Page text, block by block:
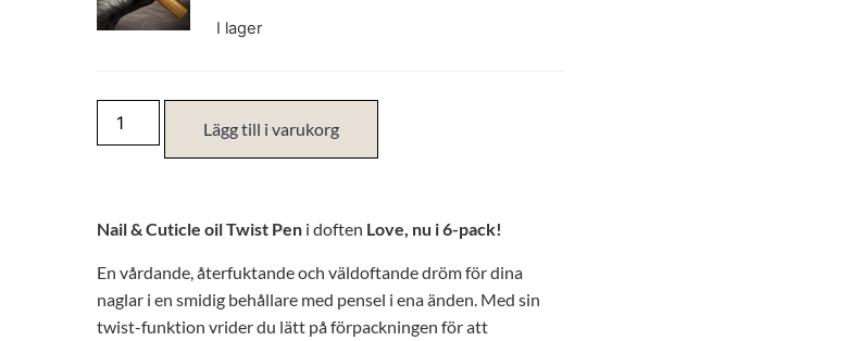
I lager
Lägg till i varukorg
Nail & Cuticle oil Twist Pen i doften Love, nu i 6-pack!
En vårdande, återfuktande och väldoftande dröm för dina
naglar i en smidig behållare med pensel i ena änden. Med sin
twist-funktion vrider du lätt på förpackningen för att